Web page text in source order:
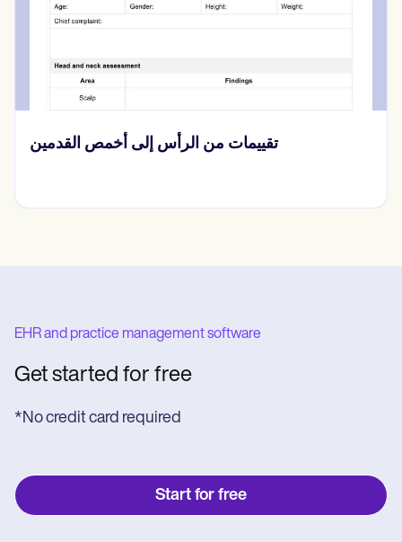
تقييمات من الرأس إلى أخمص
EHR and practice management software
Get started for free
*No credit card required
Start for free